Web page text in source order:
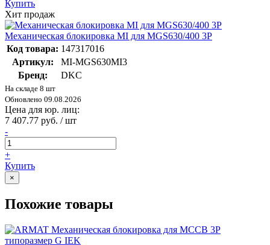
Купить
Хит продаж
Механическая блокировка MI для MGS630/400 3P
Код товара: 147317016
Артикул:
MI-MGS630MI3
Бренд:
DKC
На складе 8 шт
Обновлено 09.08.2026
Цена для юр. лиц:
7 407.77 руб. / шт
-
+
Купить
×
Похожие товары